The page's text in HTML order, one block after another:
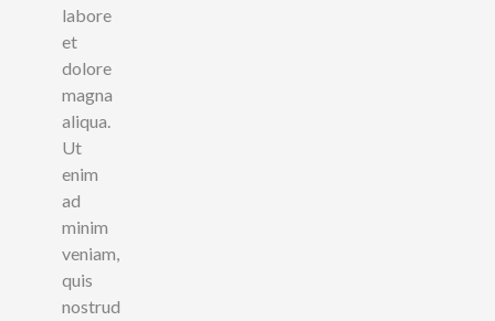
labore
et
dolore
magna
aliqua.
Ut
enim
ad
minim
veniam,
quis
nostrud